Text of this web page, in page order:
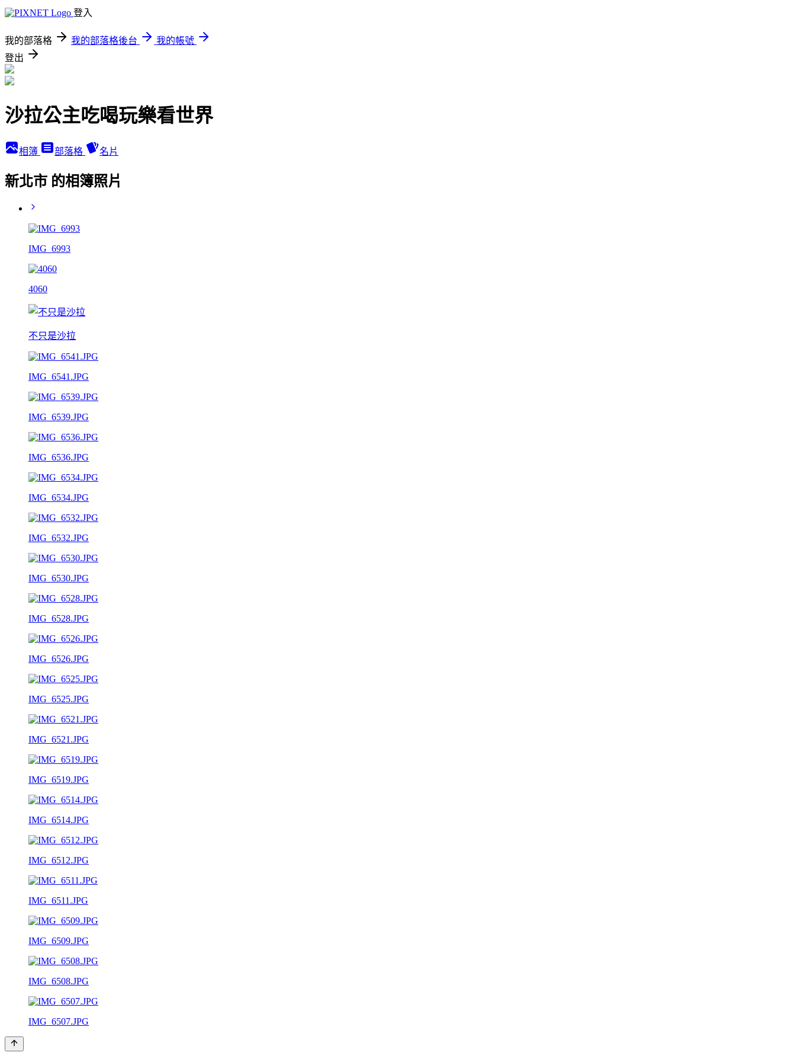
登入
我的部落格 我的部落格後台
我的帳號
登出
沙拉公主吃喝玩樂看世界
相簿 部落格 名片
新北市 的相簿照片
IMG_6993
4060
不只是沙拉
IMG_6541.JPG
IMG_6539.JPG
IMG_6536.JPG
IMG_6534.JPG
IMG_6532.JPG
IMG_6530.JPG
IMG_6528.JPG
IMG_6526.JPG
IMG_6525.JPG
IMG_6521.JPG
IMG_6519.JPG
IMG_6514.JPG
IMG_6512.JPG
IMG_6511.JPG
IMG_6509.JPG
IMG_6508.JPG
IMG_6507.JPG